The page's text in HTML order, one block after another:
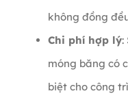
không đồng
Chi phí hợp lý:
móng băng có
biệt cho công